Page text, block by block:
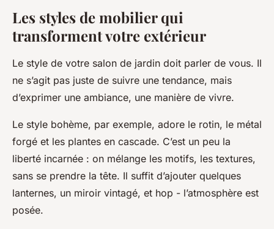
Les styles de mobilier qui
transforment votre extérieur
Le style de votre salon de jardin doit parler de vous. Il
ne s’agit pas juste de suivre une tendance, mais
d’exprimer une ambiance, une manière de vivre.
Le style bohème, par exemple, adore le rotin, le métal
forgé et les plantes en cascade. C’est un peu la
liberté incarnée : on mélange les motifs, les textures,
sans se prendre la tête. Il suffit d’ajouter quelques
lanternes, un miroir vintagé, et hop - l’atmosphère est
posée.